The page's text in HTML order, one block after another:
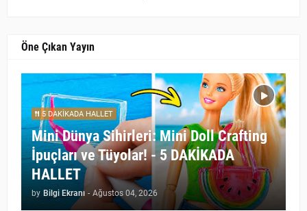
Öne Çıkan Yayın
5 DAKİKADA HALLET
Mini Dünya Sihirleri: Mini Doll Crafting
İpuçları ve Tüyolar! - 5 DAKİKADA
HALLET
by Bilgi Ekranı - Ağustos 04, 2026